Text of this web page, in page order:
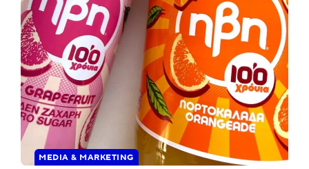
MEDIA & MARKETING